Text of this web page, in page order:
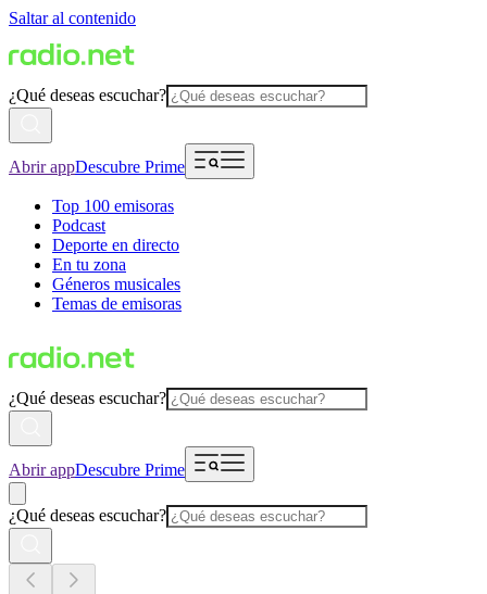
Saltar al contenido
¿Qué deseas escuchar?
Abrir appDescubre Prime
Top 100 emisoras
Podcast
Deporte en directo
En tu zona
Géneros musicales
Temas de emisoras
¿Qué deseas escuchar?
Abrir appDescubre Prime
¿Qué deseas escuchar?